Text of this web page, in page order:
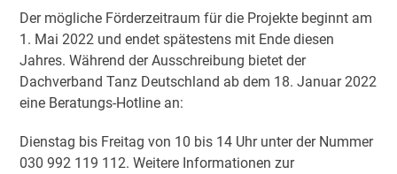
Der mögliche Förderzeitraum für die Projekte beginnt am
1. Mai 2022 und endet spätestens mit Ende diesen
Jahres. Während der Ausschreibung bietet der
Dachverband Tanz Deutschland ab dem 18. Januar 2022
eine Beratungs-Hotline an:
Dienstag bis Freitag von 10 bis 14 Uhr unter der Nummer
030 992 119 112. Weitere Informationen zur